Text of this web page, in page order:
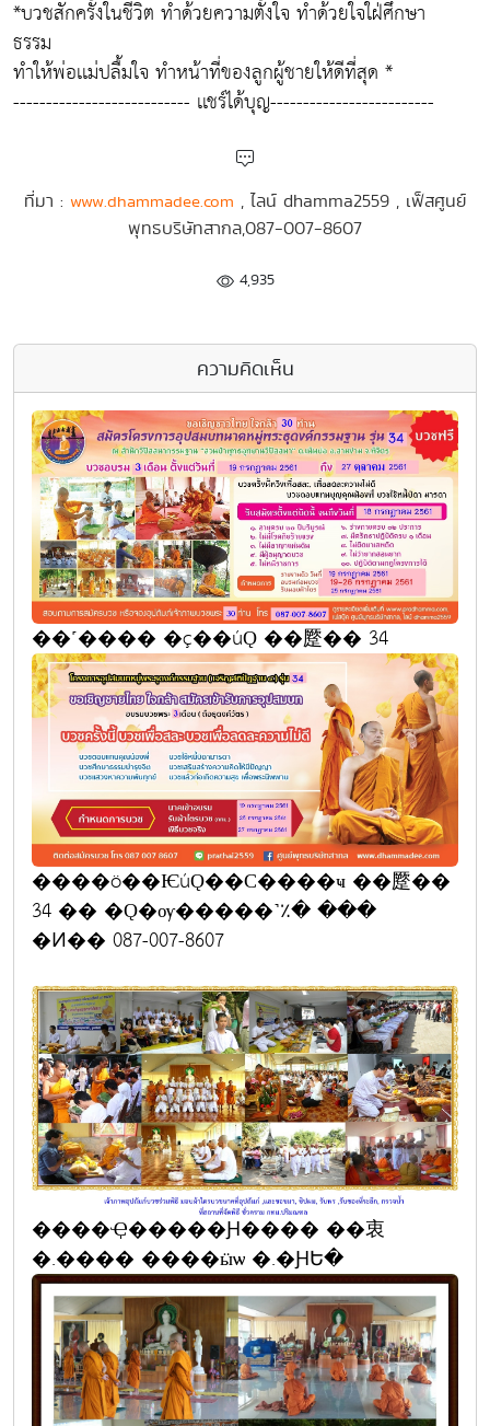
*บวชสักครั้งในชีวิต ทำด้วยความตั้งใจ ทำด้วยใจใฝ่ศึกษา
ธรรม
ทำให้พ่อเเม่ปลื้มใจ ทำหน้าที่ของลูกผู้ชายให้ดีที่สุด *
--------------------------- เเชร์ได้บุญ-------------------------
ที่มา : www.dhammadee.com , ไลน์ dhamma2559 , เฟ็สศูนย์
พุทธบริษัทสากล,087-007-8607
4,935
ความคิดเห็น
��˹���� �ç��úǪ ��蹷�� 34
����ö��ѤúǪ��С����ҹ ��蹷��
34 �� �Ǫ�ѹ�����˺٪� ���
�Ͷ�� 087-007-8607
����Ҿ�����Ԩ���� ��衷
�.���� ����ӹѡ �.�ԨԵ�